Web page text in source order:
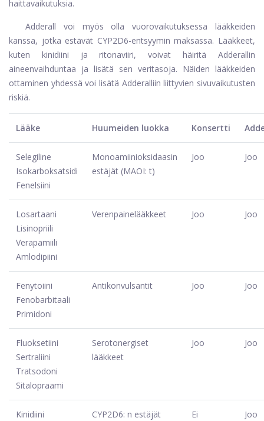
haittavaikutuksia.
Adderall voi myös olla vuorovaikutuksessa lääkkeiden
kanssa, jotka estävät CYP2D6-entsyymin maksassa. Lääkkeet,
kuten kinidiini ja ritonaviiri, voivat häiritä Adderallin
aineenvaihduntaa ja lisätä sen veritasoja. Näiden lääkkeiden
ottaminen yhdessä voi lisätä Adderalliin liittyvien sivuvaikutusten
riskiä.
Lääke Huumeiden luokka Konsertti
Selegiline
Isokarboksatsidi
Fenelsiini
Monoamiinioksidaasin
estäjät (MAOI: t)
Joo Joo
Losartaani
Lisinopriili
Verapamiili
Amlodipiini
Verenpainelääkkeet Joo Joo
Fenytoiini
Fenobarbitaali
Primidoni
Antikonvulsantit Joo Joo
Fluoksetiini
Sertraliini
Tratsodoni
Sitalopraami
Serotonergiset
lääkkeet
Joo Joo
Kinidiini
CYP2D6: n estäjät Ei Joo